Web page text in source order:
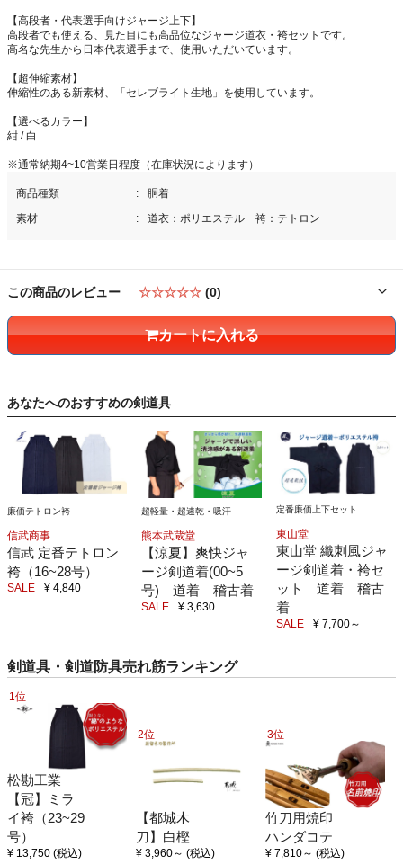
【高段者・代表選手向けジャージ上下】
高段者でも使える、見た目にも高品位なジャージ道衣・袴セットです。
高名な先生から日本代表選手まで、使用いただいています。
【超伸縮素材】
伸縮性のある新素材、「セレブライト生地」を使用しています。
【選べるカラー】
紺 / 白
※通常納期4~10営業日程度（在庫状況によります）
商品種類
胴着
素材
道衣：ポリエステル 袴：テトロン
この商品のレビュー ☆☆☆☆☆ (0)
カートに入れる
あなたへのおすすめの剣道具
廉価テトロン袴
信武商事
信武 定番テトロン
袴（16~28号）
SALE ¥ 4,840
超軽量・超速乾・吸汗
熊本武蔵堂
【涼夏】爽快ジャ
ージ剣道着(00~5
号) 道着 稽古着
SALE ¥ 3,630
定番廉価上下セット
東山堂
東山堂 織刺風ジャ
ージ剣道着・袴セ
ット 道着 稽古
着
SALE ¥ 7,700～
剣道具・剣道防具売れ筋ランキング
1位
松勘工業
【冠】ミラ
イ袴（23~29
号）
¥ 13,750 (税込)
2位
【都城木
刀】白樫
¥ 3,960～ (税込)
3位
竹刀用焼印
ハンダコテ
¥ 7,810～ (税込)